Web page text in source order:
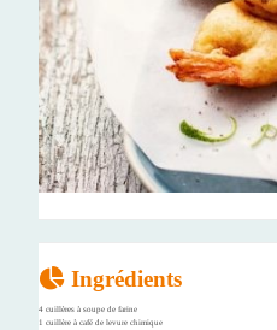
Ingrédients
4 cuillères à soupe de farine
1 cuillère à café de levure chimique